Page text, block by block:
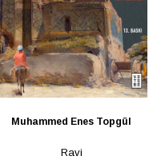
Muhammed Enes Topgül
Ravi